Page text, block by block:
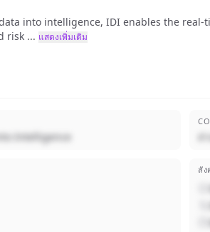
into intelligence, IDI enables the
risk ... แสดงเพิ่มเติม
Intelligence ส่
สัง